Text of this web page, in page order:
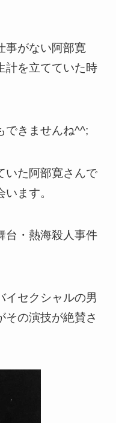
事がない阿部寛
計を立てていた時
できませんね^^;
いた阿部寛さんで
ます。
台・熱海殺人事件
イセクシャルの男
その演技が絶賛さ